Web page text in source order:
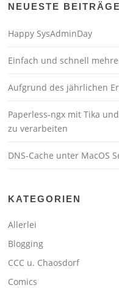
NEUESTE BEITRÄGE
Happy SysAdminDay
Einfach und schnell
Aufgrund des jährlichen
Paperless-ngx mit Tika
zu verarbeiten
DNS-Cache unter MacOS
KATEGORIEN
Allerlei
Blogging
CCC u. Chaosdorf
Comics